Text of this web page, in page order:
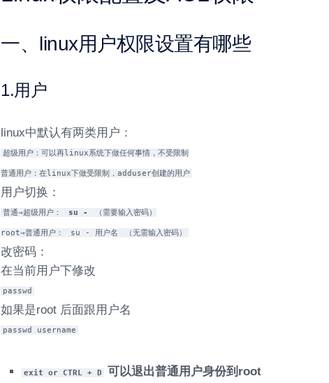
一、linux用户权限设置有哪些
1.用户
linux中默认有两类用户：
超级用户：可以再linux系统下做任何事情，不受限制
普通用户：在linux下做受限制，adduser创建的用户
用户切换：
普通→超级用户： su - （需要输入密码）
root→普通用户： su - 用户名 （无需输入密码）
改密码：
在当前用户下修改
passwd
如果是root 后面跟用户名
passwd username
exit or CTRL + D
可以退出普通用户身份到root